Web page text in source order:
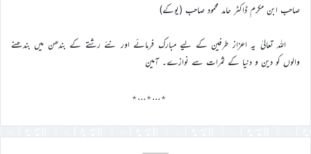
صاحب ابن مکرم ڈاکٹر حامد محمود صاحب (یوکے)
اللہ تعالیٰ یہ اعزاز طرفین کے لیے مبارک فرمائے اور نئے رشتے کے بندھن میں بندھنے
والوں کو دین و دنیا کے ثمرات سے نوازے۔ آمین
٭…٭…٭